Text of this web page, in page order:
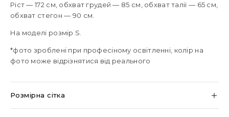
Ріст — 172 см, обхват грудей — 85 см, обхват талії — 65 см,
обхват стегон — 90 см.
На моделі розмір S.
*фото зроблені при професіному освітленні, колір на
фото може відрізнятися від реального
Розмірна сітка